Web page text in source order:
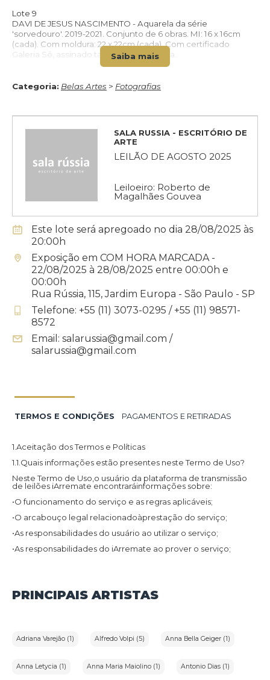
Lote 9
DAVI DE JESUS NASCIMENTO - Aquarela da série
'sorvedouro'. 2019-2021. Conjunto de 6 obras. MI: 16 x 16cm
(cada). Com moldura: 22 x 22cm (cada). Com certificado
Galeria Sé, assinado também pelo artista.
Saiba mais
Categoria: Belas Artes > Fotografias
SALA RUSSIA - ESCRITÓRIO DE
ARTE
LEILÃO DE AGOSTO 2025
Leiloeiro: Roberto de
Magalhães Gouvea
Este lote será apregoado no dia 28/08/2025 às
20:00h
Exposição em COM HORA MARCADA -
22/08/2025 à 28/08/2025 entre 00:00h e
00:00h
Rua Rússia, 115, Jardim Europa - São Paulo - SP
Telefone: +55 (11) 3073-0295 / +55 (11) 98571-
8572
Email: salarussia@gmail.com /
salarussia@gmail.com
TERMOS E CONDIÇÕES PAGAMENTOS E RETIRADAS
1.Aceitação dos Termos e Políticas
1.1.Quais informações estão presentes neste Termo de Uso?
Neste Termo de Uso,o usuário da plataforma de transmissão
de leilões iArremate encontraráinformações sobre:
•O funcionamento do serviço e as regras aplicáveis;
•O arcabouço legal relacionadoàprestação do serviço;
•As responsabilidades do usuário ao utilizar o serviço;
•As responsabilidades do iArremate ao prover o serviço;
deste Termo de Uso tenham sido violadas.
são coletados,o compartilhamento de dados com terceiros e
as medidas de segurança implementadas para proteger esses
1.2.Aceitação do Termo de Uso e Política de Privacidade:
PRINCIPAIS ARTISTAS
Adriana Varejão (1) Alfredo Volpi (5) Anna Bella Geiger (1)
Anna Letycia (1) Anna Maria Maiolino (1) Antonio Dias (1)